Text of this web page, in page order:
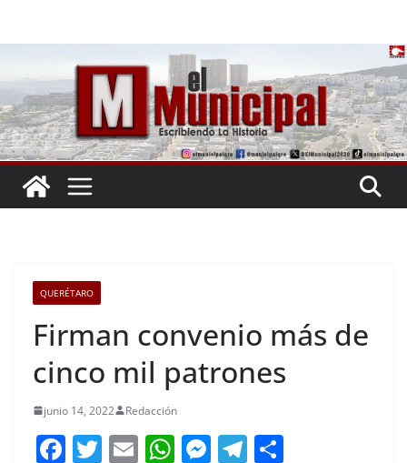
QUERÉTARO
Firman convenio más de
cinco mil patrones
junio 14, 2022 Redacción
F T E W M T